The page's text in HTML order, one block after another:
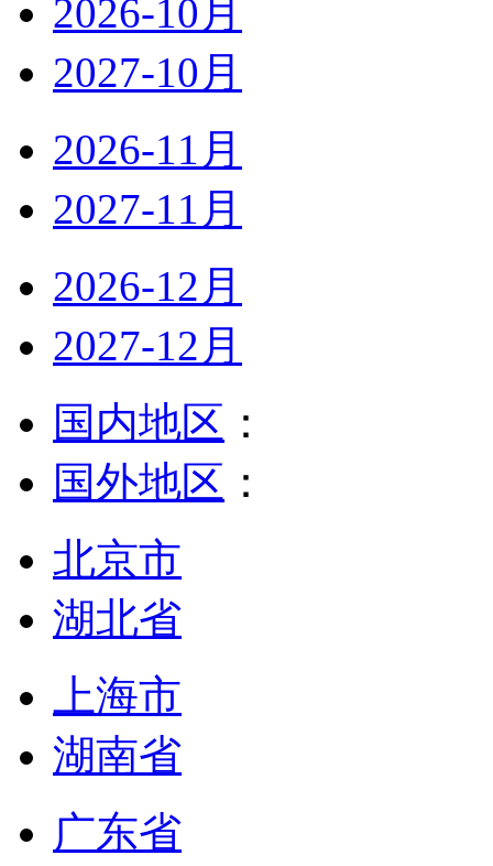
2026-10月
2027-10月
2026-11月
2027-11月
2026-12月
2027-12月
国内地区 ：
国外地区 ：
北京市
湖北省
上海市
湖南省
广东省